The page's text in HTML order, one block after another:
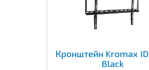
Кронштейн Kromax
Black